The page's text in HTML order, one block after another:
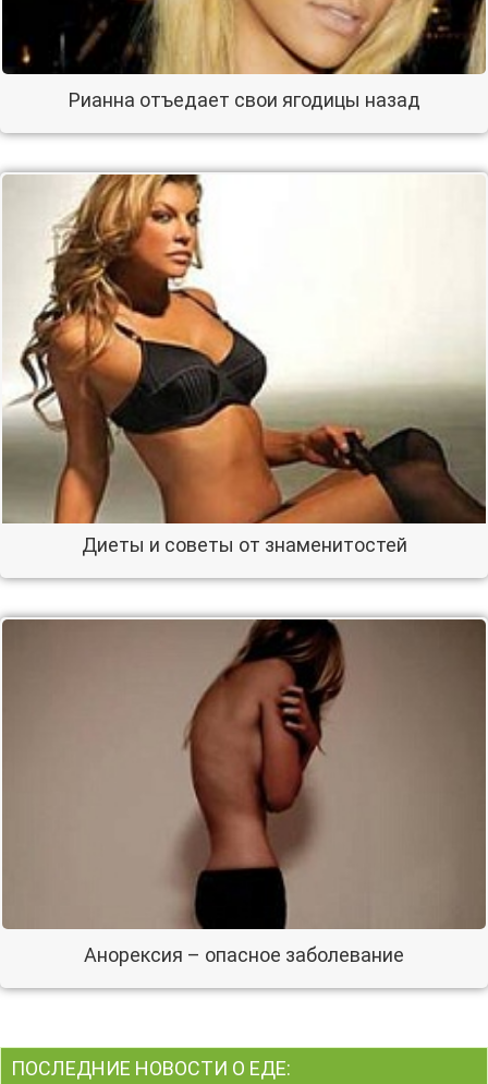
Рианна отъедает свои ягодицы назад
Диеты и советы от знаменитостей
Анорексия – опасное заболевание
ПОСЛЕДНИЕ НОВОСТИ О ЕДЕ: